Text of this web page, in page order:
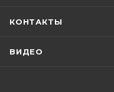
КОНТАКТЫ
ВИДЕО